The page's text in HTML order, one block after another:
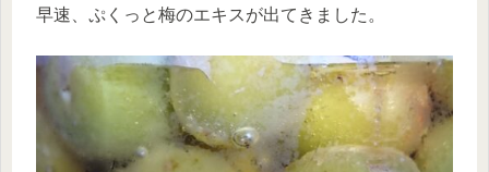
早速、ぷくっと梅のエキスが出てきました。